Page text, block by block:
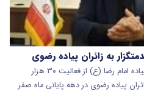
سخنگوی جمعیت خدمتگزاران زائران پیاده امام رضا (ع) از فعالیت ۳۰ هزار
پیاده رضوی در دهه پایانی ماه صفر